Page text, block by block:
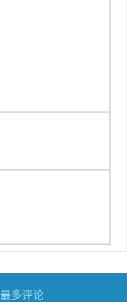
最多评论